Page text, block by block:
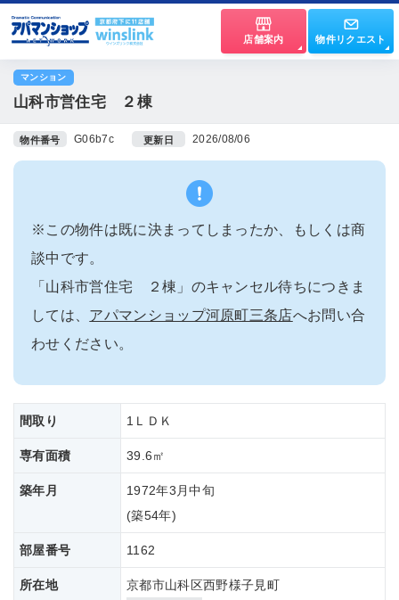
店舗案内 物件リクエスト
マンション
山科市営住宅 ２棟
物件番号 G06b7c 更新日 2026/08/06
※この物件は既に決まってしまったか、もしくは商
談中です。
「山科市営住宅 ２棟」のキャンセル待ちにつきま
しては、 アパマンショップ河原町三条店へお問い合
わせください。
間取り 1ＬＤＫ
専有面積 39.6㎡
築年月
1972年3月中旬
(築54年)
部屋番号 1162
所在地 京都市山科区西野様子見町